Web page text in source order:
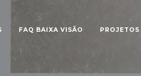
FAQ BAIXA VISÃO PROJETOS